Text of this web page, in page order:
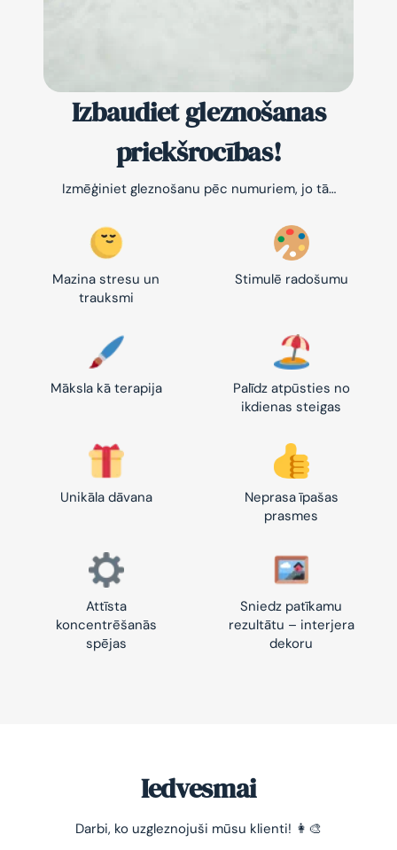
Izbaudiet gleznošanas
priekšrocības!
Izmēģiniet gleznošanu pēc numuriem, jo tā…
Mazina stresu un
trauksmi
Stimulē radošumu
Māksla kā terapija
Palīdz atpūsties no
ikdienas steigas
Unikāla dāvana
Neprasa īpašas
prasmes
Attīsta
koncentrēšanās
spējas
Sniedz patīkamu
rezultātu – interjera
dekoru
Iedvesmai
Darbi, ko uzgleznojuši mūsu klienti! 👩‍🎨